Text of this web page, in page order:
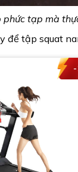
tạp mà
để tập squat